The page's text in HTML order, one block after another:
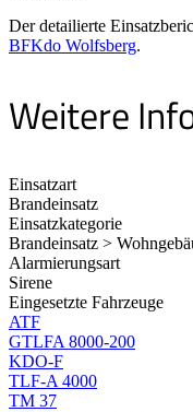
Der detailierte
BFKdo Wolfsberg.
Weitere
Einsatzart
Brandeinsatz
Einsatzkategorie
Brandeinsatz >
Alarmierungsart
Sirene
Eingesetzte Fahrzeuge
ATF
GTLFA 8000-200
KDO-F
TLF-A 4000
TM 37